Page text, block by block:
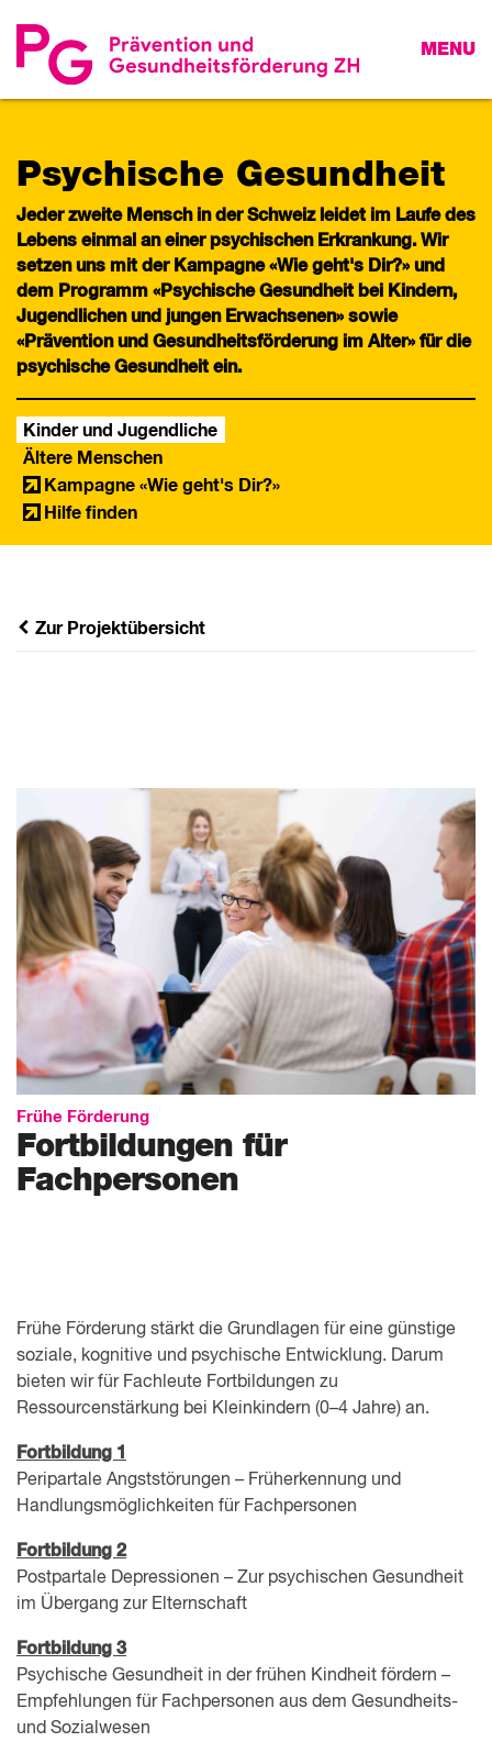
MENU
Psychische Gesundheit
Jeder zweite Mensch in der Schweiz leidet im Laufe des
Lebens einmal an einer psychischen Erkrankung. Wir
setzen uns mit der Kampagne «Wie geht's Dir?» und
dem Programm «Psychische Gesundheit bei Kindern,
Jugendlichen und jungen Erwachsenen» sowie
«Prävention und Gesundheitsförderung im Alter» für die
psychische Gesundheit ein.
Kinder und Jugendliche
Ältere Menschen
Kampagne «Wie geht's Dir?»
Hilfe finden
Zur Projektübersicht
Frühe Förderung
Fortbildungen für
Fachpersonen
Frühe Förderung stärkt die Grundlagen für eine günstige
soziale, kognitive und psychische Entwicklung. Darum
bieten wir für Fachleute Fortbildungen zu
Ressourcenstärkung bei Kleinkindern (0–4 Jahre) an.
Fortbildung 1
Peripartale Angststörungen – Früherkennung und
Handlungsmöglichkeiten für Fachpersonen
Fortbildung 2
Postpartale Depressionen – Zur psychischen Gesundheit
im Übergang zur Elternschaft
Fortbildung 3
Psychische Gesundheit in der frühen Kindheit fördern –
Empfehlungen für Fachpersonen aus dem Gesundheits-
und Sozialwesen